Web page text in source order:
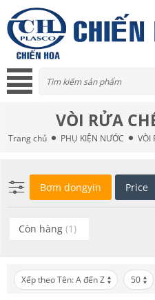
VÒI RỬA
Trang chủ PHỤ KIỆN NƯỚC VÒI
Bơm dongyin Price
Còn hàng (1)
Xếp theo Tên: A đến Z 50